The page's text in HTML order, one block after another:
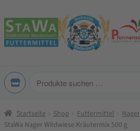
Zur
Navigation
springen
Zum
Inhalt
springen
Produkte
Startseite Shop Futtermittel
StaWa Nager Wildwiese Kräutermix 500 g